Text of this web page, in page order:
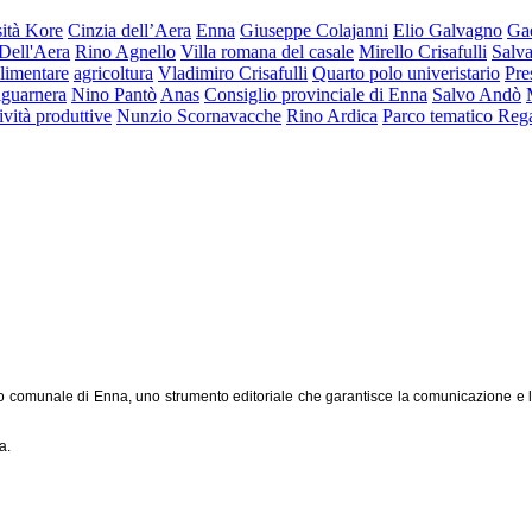
Kore Cinzia dell’Aera Enna Giuseppe Colajanni Elio Galvagno
Rino Agnello Villa romana del casale Mirello Crisafulli
agricoltura Vladimiro Crisafulli Quarto polo univeristario
Nino Pantò Anas Consiglio provinciale di Enna Salvo Andò
produttive Nunzio Scornavacche Rino Ardica Parco tematico
di Enna, uno strumento editoriale che garantisce la comunicazione